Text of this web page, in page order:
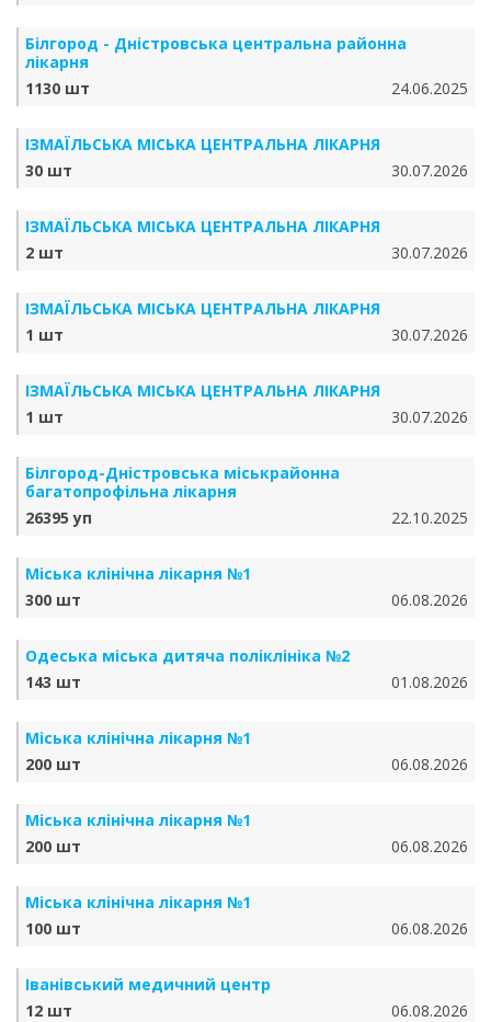
Білгород - Дністровська центральна районна
лікарня
1130 шт
24.06.2025
ІЗМАЇЛЬСЬКА МІСЬКА ЦЕНТРАЛЬНА ЛІКАРНЯ
30 шт
30.07.2026
ІЗМАЇЛЬСЬКА МІСЬКА ЦЕНТРАЛЬНА ЛІКАРНЯ
2 шт
30.07.2026
ІЗМАЇЛЬСЬКА МІСЬКА ЦЕНТРАЛЬНА ЛІКАРНЯ
1 шт
30.07.2026
ІЗМАЇЛЬСЬКА МІСЬКА ЦЕНТРАЛЬНА ЛІКАРНЯ
1 шт
30.07.2026
Білгород-Дністровська міськрайонна
багатопрофільна лікарня
26395 уп
22.10.2025
Міська клінічна лікарня №1
300 шт
06.08.2026
Одеська міська дитяча поліклініка №2
143 шт
01.08.2026
Міська клінічна лікарня №1
200 шт
06.08.2026
Міська клінічна лікарня №1
200 шт
06.08.2026
Міська клінічна лікарня №1
100 шт
06.08.2026
Іванівський медичний центр
12 шт
06.08.2026